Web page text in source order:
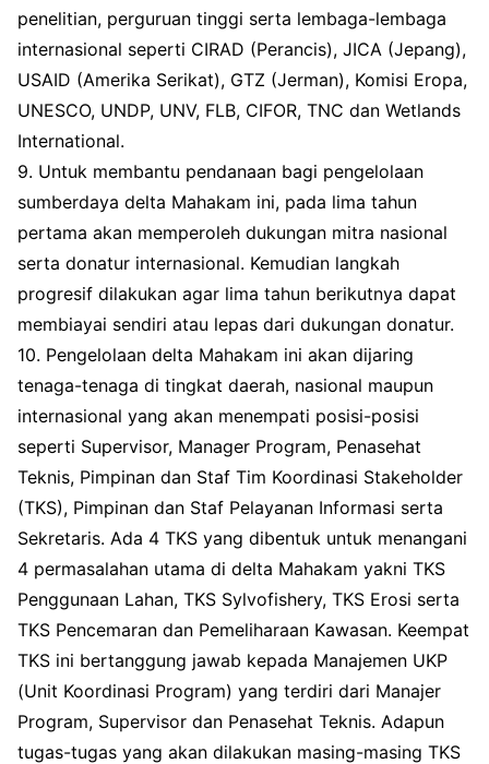
penelitian, perguruan tinggi serta lembaga-lembaga
internasional seperti CIRAD (Perancis), JICA (Jepang),
USAID (Amerika Serikat), GTZ (Jerman), Komisi Eropa,
UNESCO, UNDP, UNV, FLB, CIFOR, TNC dan Wetlands
International.
9. Untuk membantu pendanaan bagi pengelolaan
sumberdaya delta Mahakam ini, pada lima tahun
pertama akan memperoleh dukungan mitra nasional
serta donatur internasional. Kemudian langkah
progresif dilakukan agar lima tahun berikutnya dapat
membiayai sendiri atau lepas dari dukungan donatur.
10. Pengelolaan delta Mahakam ini akan dijaring
tenaga-tenaga di tingkat daerah, nasional maupun
internasional yang akan menempati posisi-posisi
seperti Supervisor, Manager Program, Penasehat
Teknis, Pimpinan dan Staf Tim Koordinasi Stakeholder
(TKS), Pimpinan dan Staf Pelayanan Informasi serta
Sekretaris. Ada 4 TKS yang dibentuk untuk menangani
4 permasalahan utama di delta Mahakam yakni TKS
Penggunaan Lahan, TKS Sylvofishery, TKS Erosi serta
TKS Pencemaran dan Pemeliharaan Kawasan. Keempat
TKS ini bertanggung jawab kepada Manajemen UKP
(Unit Koordinasi Program) yang terdiri dari Manajer
Program, Supervisor dan Penasehat Teknis. Adapun
tugas-tugas yang akan dilakukan masing-masing TKS